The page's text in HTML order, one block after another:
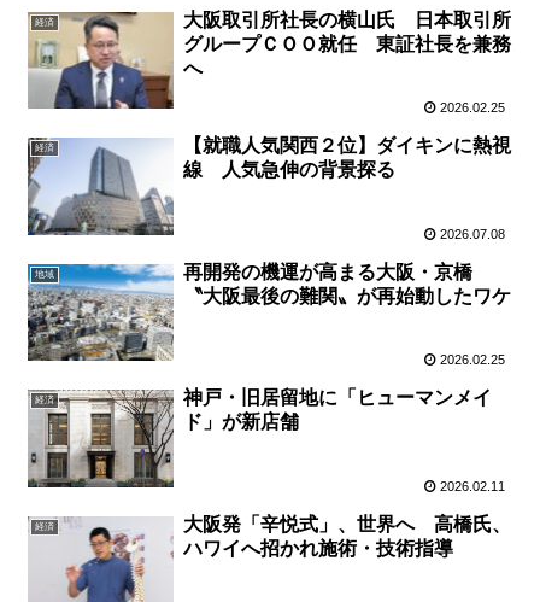
経済
大阪取引所社長の横山氏 日本取引所
グループＣＯＯ就任 東証社長を兼務
へ
2026.02.25
経済
【就職人気関西２位】ダイキンに熱視
線 人気急伸の背景探る
2026.07.08
地域
再開発の機運が高まる大阪・京橋
〝大阪最後の難関〟が再始動したワケ
2026.02.25
経済
神戸・旧居留地に「ヒューマンメイ
ド」が新店舗
2026.02.11
経済
大阪発「辛悦式」、世界へ 高橋氏、
ハワイへ招かれ施術・技術指導